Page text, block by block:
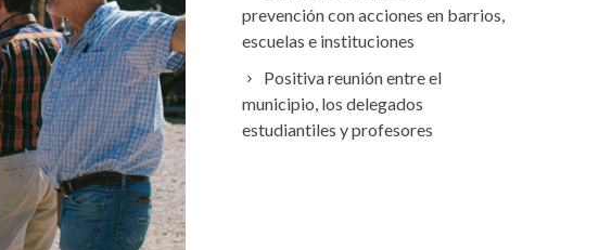
prevención con acciones en barrios,
escuelas e instituciones
Positiva reunión entre el
municipio, los delegados
estudiantiles y profesores